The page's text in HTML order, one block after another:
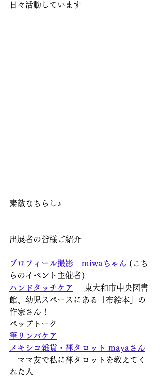
日々活動しています
素敵なちらし♪
出展者の皆様ご紹介
プロフィール撮影 miwaちゃん (こち
らのイベント主催者)
ハンドタッチケア
東大和市中央図書
館、幼児スペースにある「布絵本」の
作家さん！
ペップトーク
筆リンパケア
メキシコ雑貨・禅タロット mayaさん
ママ友で私に禅タロットを教えてく
れた人